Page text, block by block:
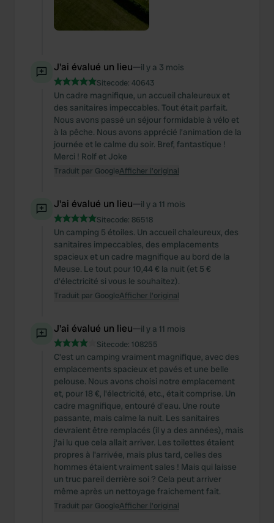
J'ai évalué un lieu—il y a 3 mois
Sitecode: 40643
Un cadre magnifique, un accueil chaleureux et
des sanitaires impeccables. Tout était parfait.
Nous avons passé un séjour formidable à vélo et
à la pêche. Nous avons apprécié l'animation de la
journée et le calme du soir. Bref, fantastique !
Merci ! Rolf et Joke
Traduit par GoogleAfficher l'original
J'ai évalué un lieu—il y a 11 mois
Sitecode: 86518
Un camping 5 étoiles. Un accueil chaleureux, des
sanitaires impeccables, des emplacements
spacieux et un cadre magnifique au bord de la
Meuse. Le tout pour 10,44 € la nuit (et 5 €
d'électricité si vous le souhaitez).
Traduit par GoogleAfficher l'original
J'ai évalué un lieu—il y a 11 mois
Sitecode: 108255
C'est un camping vraiment magnifique, avec des
emplacements spacieux et pavés et une belle
pelouse. Nous avons choisi notre emplacement
et, pour 18 €, l'électricité, etc., était comprise. Un
cadre magnifique, entouré d'eau. Une route
passante, mais calme la nuit. Les sanitaires
devraient être remplacés (il y a des années), mais
j'ai lu que cela allait arriver. Les toilettes étaient
propres à l'arrivée, mais plus tard, celles des
hommes étaient vraiment sales ! Mais qui laisse
un truc pareil derrière soi ? Cela peut arriver
même après un nettoyage fraichement fait.
Traduit par GoogleAfficher l'original